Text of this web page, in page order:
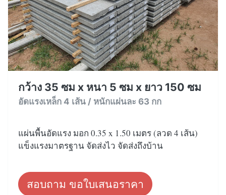
กว้าง 35 ซม x หนา 5 ซม x ยาว 150 ซม
อัดแรงเหล็ก 4 เส้น / หนักแผ่นละ 63 กก
แผ่นพื้นอัดแรง มอก 0.35 x 1.50 เมตร (ลวด 4 เส้น)
แข็งแรงมาตรฐาน จัดส่งไว จัดส่งถึงบ้าน
สอบถาม ขอใบเสนอราคา